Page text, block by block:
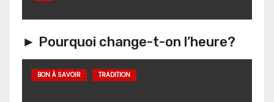
► Pourquoi change-t-on l’heure?
BON À SAVOIR TRADITION